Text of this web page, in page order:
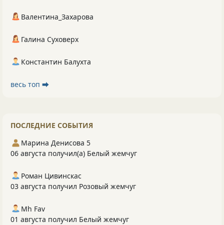
Валентина_Захарова
Галина Суховерх
Константин Балухта
весь топ ⮕
ПОСЛЕДНИЕ СОБЫТИЯ
Марина Денисова 5
06 августа получил(а) Белый жемчуг
Роман Цивинскас
03 августа получил Розовый жемчуг
Mh Fav
01 августа получил Белый жемчуг